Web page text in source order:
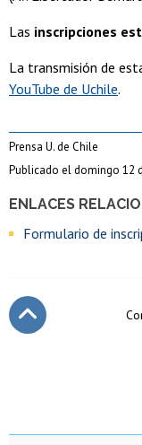
ENLACES
Formulario de
Las inscripciones
La transmisión de
YouTube de Uchile.
Prensa U. de Chile
Publicado el domingo 12